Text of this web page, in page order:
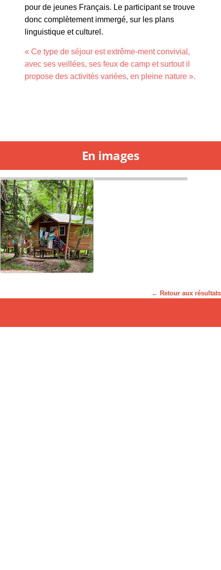
pour de jeunes Français. Le participant se trouve
donc complètement immergé, sur les plans
linguistique et culturel.
« Ce type de séjour est extrême-ment convivial,
avec ses veillées, ses feux de camp et surtout il
propose des activités variées, en pleine nature ».
En images
← Retour aux résultats